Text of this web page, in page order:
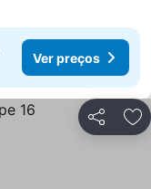
Ver preços
Partilhar